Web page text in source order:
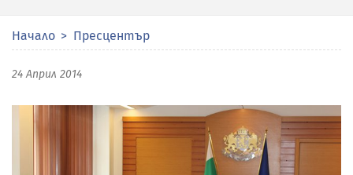
Начало Пресцентър
24 Април 2014